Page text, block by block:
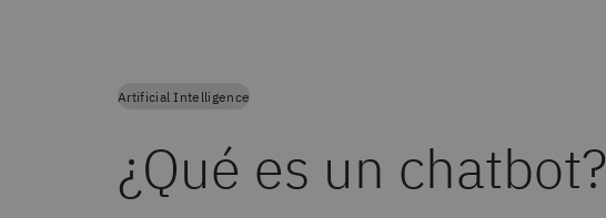
Artificial Intelligence
¿Qué es un chatbot?